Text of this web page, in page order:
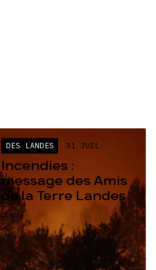
DES LANDES 31 JUIL
Incendies :
message des Amis
de la Terre Landes